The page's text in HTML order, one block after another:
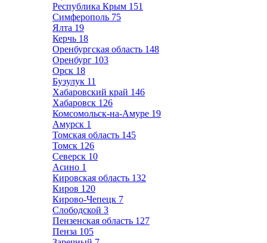
Республика Крым 151
Симферополь 75
Ялта 19
Керчь 18
Оренбургская область 148
Оренбург 103
Орск 18
Бузулук 11
Хабаровский край 146
Хабаровск 126
Комсомольск-на-Амуре 19
Амурск 1
Томская область 145
Томск 126
Северск 10
Асино 1
Кировская область 132
Киров 120
Кирово-Чепецк 7
Слободской 3
Пензенская область 127
Пенза 105